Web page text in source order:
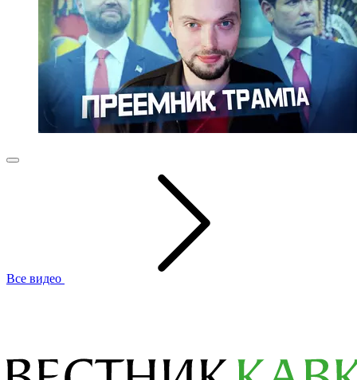
Все видео